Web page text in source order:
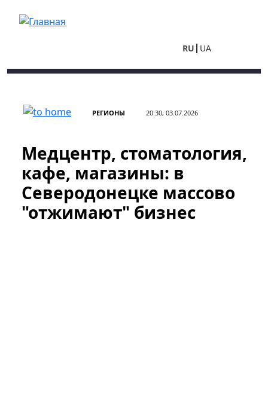
RU UA
РЕГИОНЫ 20:30, 03.07.2026
Медцентр, стоматология,
кафе, магазины: в
Северодонецке массово
"отжимают" бизнес